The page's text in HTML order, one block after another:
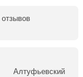
отзывов
Алтуфьевский